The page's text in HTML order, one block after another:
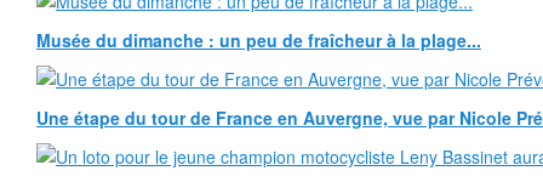
Musée du dimanche : un peu de fraîcheur à la plage...
Une étape du tour de France en Auvergne, vue par Nicole